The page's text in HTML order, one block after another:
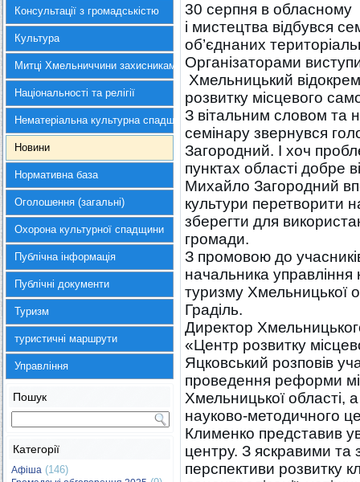
Консультації з громадськістю
Культура
Митці Хмельниччини захисникам України
Національності та релігії
Нематеріальна культурна спадщина
Новини
Нормативна база
Оголошення (загальні)
Охорона культурної спадщини
Публічна інформація
Публічні документи
Туризм
туристичні маршрути
Управління
Пошук
Категорії
Афіша (146)
30 серпня в обласному
і мистецтва відбувся
об’єднаних
Організаторами
Хмельницький
розвитку місцевого
З вітальним словом та
семінару звернувся
Загородний. І хоч
пунктах області добре
Михайло Загородний
культури перетворити
зберегти для
громади.
З промовою до
начальника управління
туризму Хмельницької
Граділь.
Директор
«Центр розвитку
Яцковський розповів
проведення реформи
Хмельницької області,
науково-методичного
Клименко представив
центру. З яскравими та
перспективи розвитку